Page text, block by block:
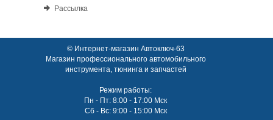
Рассылка
© Интернет-магазин Автоключ-63
Магазин профессионального автомобильного
инструмента, тюнинга и запчастей
Режим работы:
Пн - Пт: 8:00 - 17:00 Мск
Сб - Вс: 9:00 - 15:00 Мск